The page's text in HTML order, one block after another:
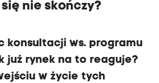
nie skończy?
konsultacji ws. programu
już rynek na to reaguje?
w życie tych